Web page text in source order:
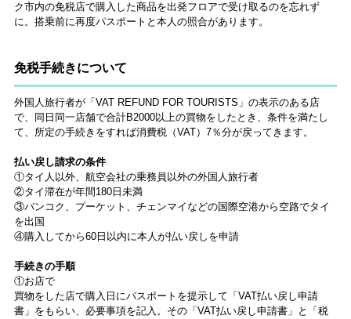
ク市内の免税店で購入した商品を出発フロアで受け取るのを忘れず
に。搭乗前に再度パスポートと本人の照合があります。
免税手続きについて
外国人旅行者が「VAT REFUND FOR TOURISTS」の表示のある店
で、同日同一店舗で合計B2000以上の買物をしたとき、条件を満たし
て、所定の手続きをすれば消費税（VAT）7％分が戻ってきます。
払い戻し請求の条件
①タイ人以外、航空会社の乗務員以外の外国人旅行者
②タイ滞在が年間180日未満
③バンコク、プーケット、チェンマイなどの国際空港から空路でタイ
を出国
④購入してから60日以内に本人が払い戻しを申請
手続きの手順
①お店で
買物をした店で購入日にパスポートを提示して「VAT払い戻し申請
書」をもらい、必要事項を記入。その「VAT払い戻し申請書」と「税